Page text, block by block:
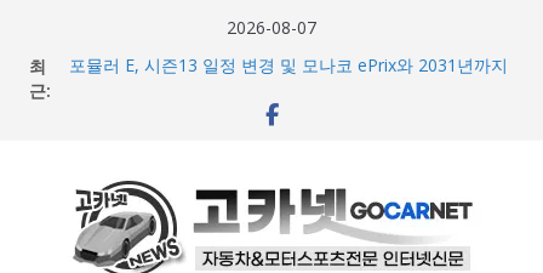
2026-08-07
최
근:
포뮬러 E, 시즌13 일정 변경 및 모나코 ePrix와 2031년까지
[신차] 아우디, 100km당 12.8kWh의 전비 달성한 컴팩트 순
공개… 본격 계약 개시
2026년 7월 국내 수입 승용차 신규 등록 전년 대비 14.3%
증가
한국타이어, 안전한 여름철 주행 위한 타이어 관리법 제안